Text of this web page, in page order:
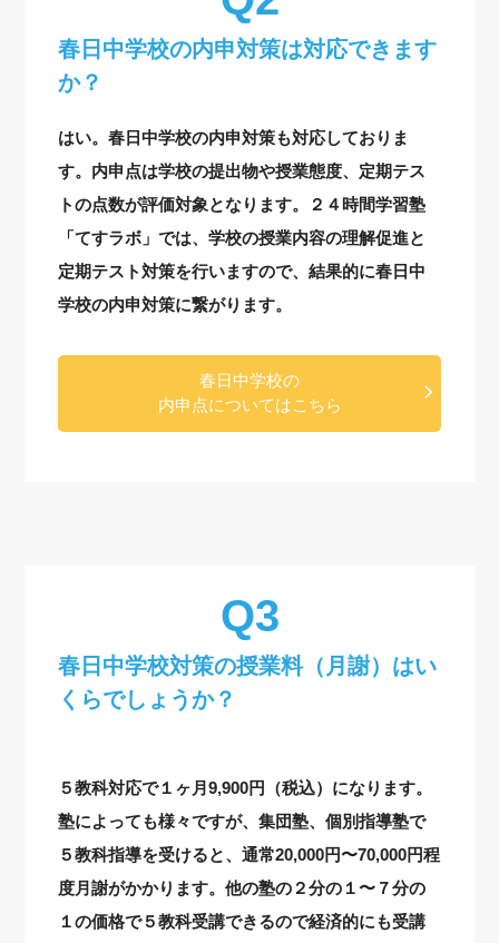
春日中学校の内申対策は対応できます
か？
はい。春日中学校の内申対策も対応しておりま
す。内申点は学校の提出物や授業態度、定期テス
トの点数が評価対象となります。２４時間学習塾
「てすラボ」では、学校の授業内容の理解促進と
定期テスト対策を行いますので、結果的に春日中
学校の内申対策に繋がります。
春日中学校の
内申点についてはこちら
春日中学校対策の授業料（月謝）はい
くらでしょうか？
５教科対応で１ヶ月9,900円（税込）になります。
塾によっても様々ですが、集団塾、個別指導塾で
５教科指導を受けると、通常20,000円〜70,000円程
度月謝がかかります。他の塾の２分の１〜７分の
１の価格で５教科受講できるので経済的にも受講